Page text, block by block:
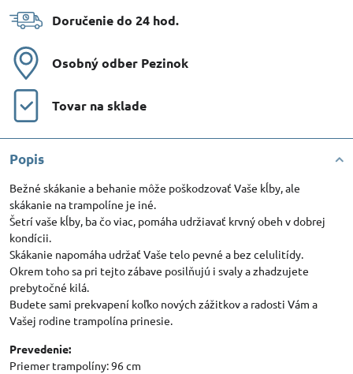
Doručenie do 24 hod​.
Osobný odber Pezinok
Tovar na sklade
Popis
Bežné skákanie a behanie môže poškodzovať Vaše kĺby, ale
skákanie na trampolíne je iné.
Šetrí vaše kĺby, ba čo viac, pomáha udržiavať krvný obeh v dobrej
kondícii.
Skákanie napomáha udržať Vaše telo pevné a bez celulitídy.
Okrem toho sa pri tejto zábave posilňujú i svaly a zhadzujete
prebytočné kilá.
Budete sami prekvapení koľko nových zážitkov a radosti Vám a
Vašej rodine trampolína prinesie.
Prevedenie:
Priemer trampolíny: 96 cm